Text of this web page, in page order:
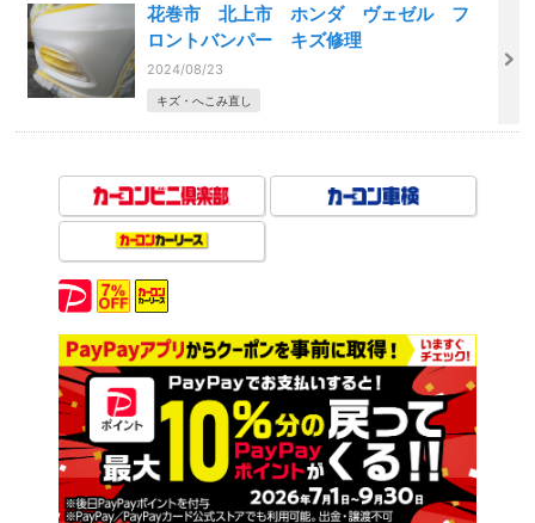
花巻市 北上市 ホンダ ヴェゼル フ
ロントバンパー キズ修理
2024/08/23
キズ・へこみ直し